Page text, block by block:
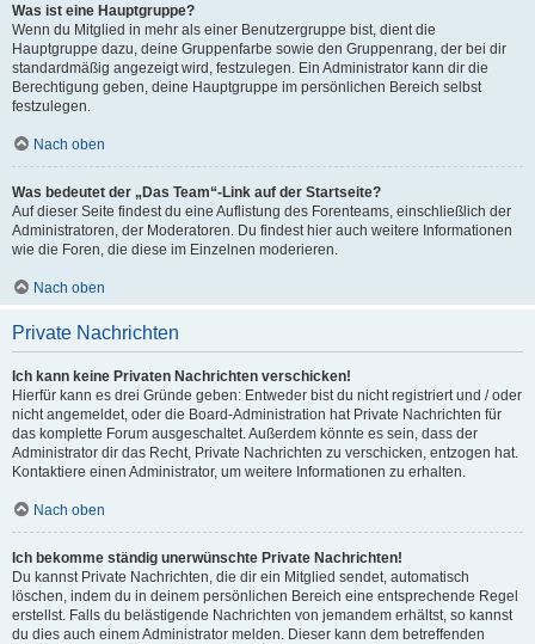
Was ist eine Hauptgruppe?
Wenn du Mitglied in mehr als einer Benutzergruppe bist, dient die
Hauptgruppe dazu, deine Gruppenfarbe sowie den Gruppenrang, der bei dir
standardmäßig angezeigt wird, festzulegen. Ein Administrator kann dir die
Berechtigung geben, deine Hauptgruppe im persönlichen Bereich selbst
festzulegen.
Nach oben
Was bedeutet der „Das Team“-Link auf der Startseite?
Auf dieser Seite findest du eine Auflistung des Forenteams, einschließlich der
Administratoren, der Moderatoren. Du findest hier auch weitere Informationen
wie die Foren, die diese im Einzelnen moderieren.
Nach oben
Private Nachrichten
Ich kann keine Privaten Nachrichten verschicken!
Hierfür kann es drei Gründe geben: Entweder bist du nicht registriert und / oder
nicht angemeldet, oder die Board-Administration hat Private Nachrichten für
das komplette Forum ausgeschaltet. Außerdem könnte es sein, dass der
Administrator dir das Recht, Private Nachrichten zu verschicken, entzogen hat.
Kontaktiere einen Administrator, um weitere Informationen zu erhalten.
Nach oben
Ich bekomme ständig unerwünschte Private Nachrichten!
Du kannst Private Nachrichten, die dir ein Mitglied sendet, automatisch
löschen, indem du in deinem persönlichen Bereich eine entsprechende Regel
erstellst. Falls du belästigende Nachrichten von jemandem erhältst, so kannst
du dies auch einem Administrator melden. Dieser kann dem betreffenden